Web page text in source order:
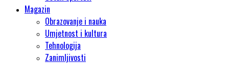
Magazin
Obrazovanje i nauka
Umjetnost i kultura
Tehnologija
Zanimljivosti